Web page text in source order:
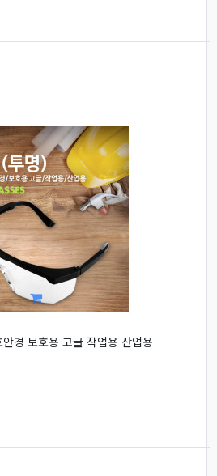
경 보호용 고글 작업용 산업용